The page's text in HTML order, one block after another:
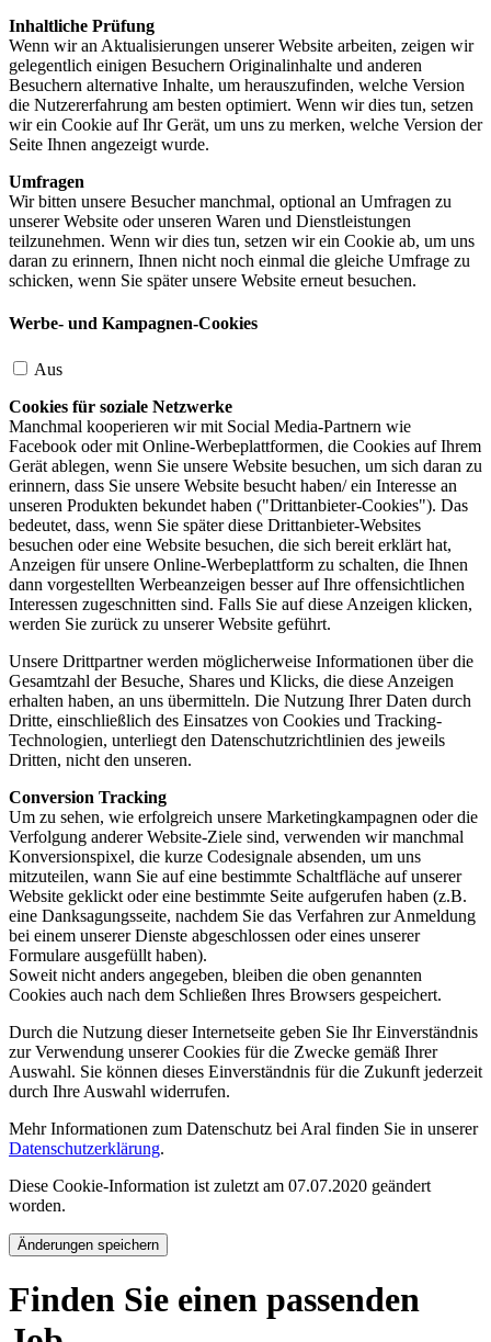
Inhaltliche Prüfung
Wenn wir an Aktualisierungen unserer Website arbeiten, zeigen wir
gelegentlich einigen Besuchern Originalinhalte und anderen
Besuchern alternative Inhalte, um herauszufinden, welche Version
die Nutzererfahrung am besten optimiert. Wenn wir dies tun, setzen
wir ein Cookie auf Ihr Gerät, um uns zu merken, welche Version der
Seite Ihnen angezeigt wurde.
Umfragen
Wir bitten unsere Besucher manchmal, optional an Umfragen zu
unserer Website oder unseren Waren und Dienstleistungen
teilzunehmen. Wenn wir dies tun, setzen wir ein Cookie ab, um uns
daran zu erinnern, Ihnen nicht noch einmal die gleiche Umfrage zu
schicken, wenn Sie später unsere Website erneut besuchen.
Werbe- und Kampagnen-Cookies
Aus
Cookies für soziale Netzwerke
Manchmal kooperieren wir mit Social Media-Partnern wie
Facebook oder mit Online-Werbeplattformen, die Cookies auf Ihrem
Gerät ablegen, wenn Sie unsere Website besuchen, um sich daran zu
erinnern, dass Sie unsere Website besucht haben/ ein Interesse an
unseren Produkten bekundet haben ("Drittanbieter-Cookies"). Das
bedeutet, dass, wenn Sie später diese Drittanbieter-Websites
besuchen oder eine Website besuchen, die sich bereit erklärt hat,
Anzeigen für unsere Online-Werbeplattform zu schalten, die Ihnen
dann vorgestellten Werbeanzeigen besser auf Ihre offensichtlichen
Interessen zugeschnitten sind. Falls Sie auf diese Anzeigen klicken,
werden Sie zurück zu unserer Website geführt.
Unsere Drittpartner werden möglicherweise Informationen über die
Gesamtzahl der Besuche, Shares und Klicks, die diese Anzeigen
erhalten haben, an uns übermitteln. Die Nutzung Ihrer Daten durch
Dritte, einschließlich des Einsatzes von Cookies und Tracking-
Technologien, unterliegt den Datenschutzrichtlinien des jeweils
Dritten, nicht den unseren.
Conversion Tracking
Um zu sehen, wie erfolgreich unsere Marketingkampagnen oder die
Verfolgung anderer Website-Ziele sind, verwenden wir manchmal
Konversionspixel, die kurze Codesignale absenden, um uns
mitzuteilen, wann Sie auf eine bestimmte Schaltfläche auf unserer
Website geklickt oder eine bestimmte Seite aufgerufen haben (z.B.
eine Danksagungsseite, nachdem Sie das Verfahren zur Anmeldung
bei einem unserer Dienste abgeschlossen oder eines unserer
Formulare ausgefüllt haben).
Soweit nicht anders angegeben, bleiben die oben genannten
Cookies auch nach dem Schließen Ihres Browsers gespeichert.
Durch die Nutzung dieser Internetseite geben Sie Ihr Einverständnis
zur Verwendung unserer Cookies für die Zwecke gemäß Ihrer
Auswahl. Sie können dieses Einverständnis für die Zukunft jederzeit
durch Ihre Auswahl widerrufen.
Mehr Informationen zum Datenschutz bei Aral finden Sie in unserer
Datenschutzerklärung.
Diese Cookie-Information ist zuletzt am 07.07.2020 geändert
worden.
Änderungen speichern
Finden Sie einen passenden